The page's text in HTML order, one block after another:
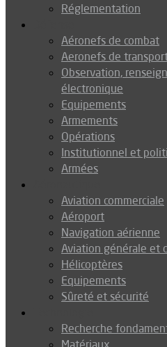
Réglementation
Aéronefs de combat
Aeronefs de
Observation,
électronique
Equipements
Armements
Opérations
Institutionnel et
Armées
Aviation commerciale
Aéroport
Navigation aérienne
Aviation générale et
Hélicoptères
Equipements
Sûreté et sécurité
Recherche
Matériaux